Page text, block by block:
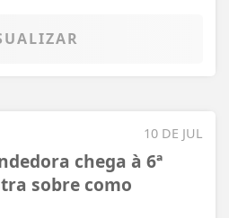
10 DE JUL
chega à 6ª
sobre como